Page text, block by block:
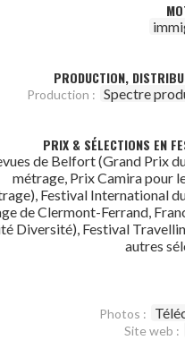
PRODUCTION,
Production : Spectre
PRIX & SÉLECTIONS EN
de Belfort (Grand Prix
métrage, Prix Camira pour
Festival International
de Clermont-Ferrand,
Diversité), Festival
autres
Photos :
Site web :